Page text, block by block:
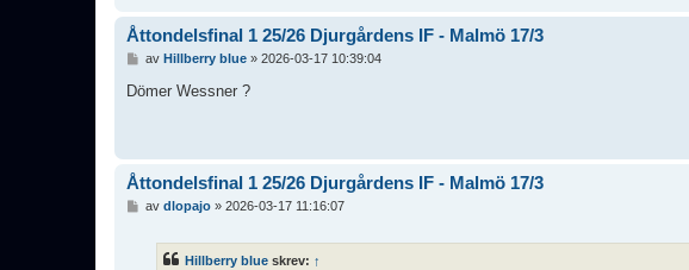
Åttondelsfinal 1 25/26 Djurgårdens IF - Malmö 17/3
l
av Hillberry blue» 2026-03-17 10:39:04
Dömer Wessner ?
Åttondelsfinal 1 25/26 Djurgårdens IF - Malmö 17/3
av dlopajo» 2026-03-17 11:16:07
Hillberry blue skrev: ↑